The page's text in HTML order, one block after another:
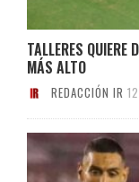
TALLERES QUIERE
MÁS ALTO
REDACCIÓN IR